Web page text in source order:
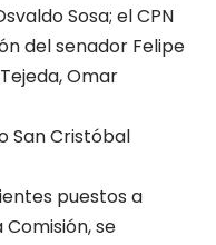
Sosa; el CPN
del senador Felipe
Omar
San Cristóbal
puestos a
se